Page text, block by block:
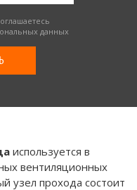
данных
используется в
вентиляционных
узел прохода состоит